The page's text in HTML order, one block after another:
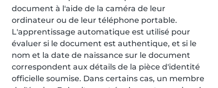
document à l'aide de la caméra de leur
ordinateur ou de leur téléphone portable.
L'apprentissage automatique est utilisé pour
évaluer si le document est authentique, et si le
nom et la date de naissance sur le document
correspondent aux détails de la pièce d'identité
officielle soumise. Dans certains cas, un membre